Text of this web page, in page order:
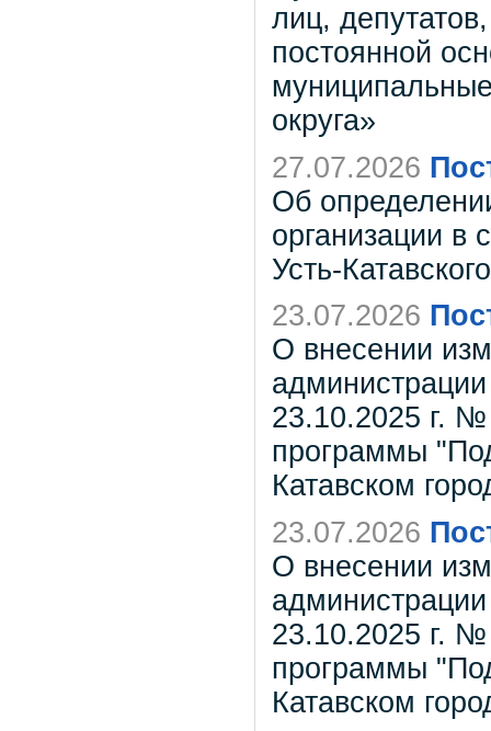
лиц,
постоянной
муниципальные
округа»
27.07.2026
Об
организации в
Усть-
23.07.2026
О внесении
администрации
23.10.2025 г.
программы
Катавском
23.07.2026
О внесении
администрации
23.10.2025 г.
программы
Катавском